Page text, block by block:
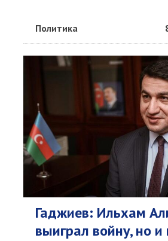
Политика
Гаджиев: Ильхам
выиграл войну, но